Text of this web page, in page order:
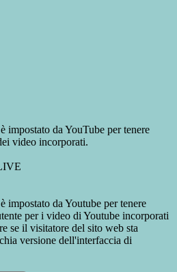
impostato da YouTube per tenere
video incorporati.
impostato da Youtube per tenere
per i video di Youtube incorporati
se il visitatore del sito web sta
versione dell'interfaccia di